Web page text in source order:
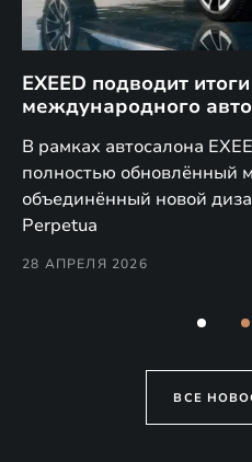
EXEED подводит
международного
В рамках автосалона
полностью обновлённый
объединённый новой
Perpetua
28 АПРЕЛЯ 2026
ВСЕ